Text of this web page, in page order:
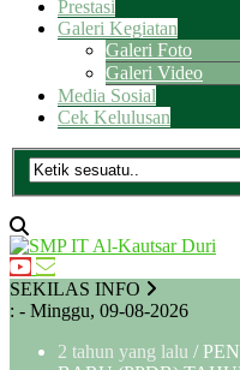
Prestasi
Galeri Kegiatan
Galeri Foto
Galeri Video
Media Sosial
Cek Kelulusan
SEKILAS INFO
: - Minggu, 09-08-2026
2 tahun yang lalu /